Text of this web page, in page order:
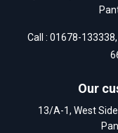
Call : 01678-133338,
Our
13/A-1, West